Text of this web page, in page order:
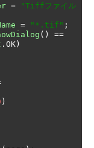
=
"Tiffファイル
= "*.tif" ;
()
==
. OK)
)